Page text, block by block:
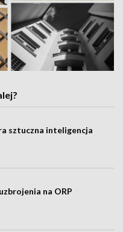
sztuczna inteligencja
na ORP